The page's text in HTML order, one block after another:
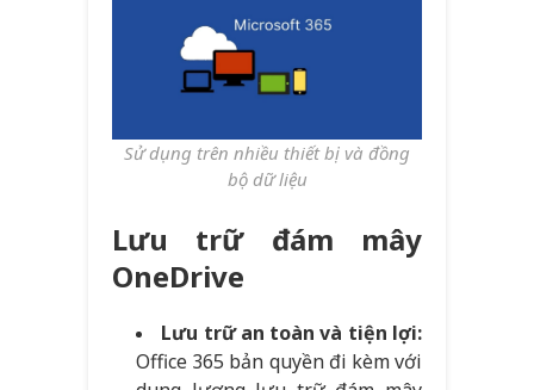
Sử dụng trên nhiều thiết bị và đồng
bộ dữ liệu
Lưu trữ đám mây
OneDrive
Lưu trữ an toàn và tiện lợi:
Office 365 bản quyền đi kèm với